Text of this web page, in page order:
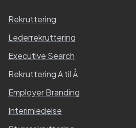
Rekruttering
Lederrekruttering
Executive Search
Rekruttering A til Å
Employer Branding
Interimledelse